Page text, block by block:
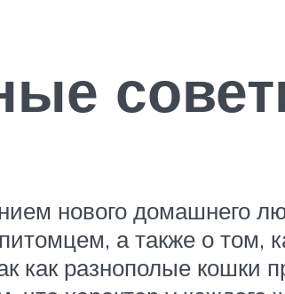
нового домашнего
а также о том,
как разнополые кошки